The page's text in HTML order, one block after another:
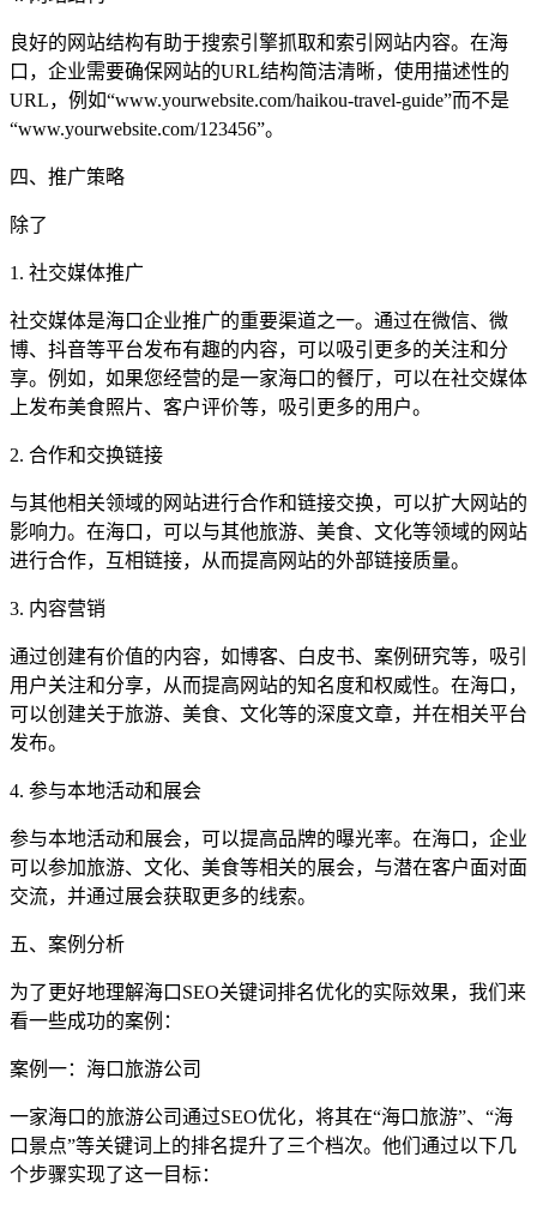
良好的网站结构有助于搜索引擎抓取和索引网站内容。在海
口，企业需要确保网站的URL结构简洁清晰，使用描述性的
URL，例如“www.yourwebsite.com/haikou-travel-guide”而不是
“www.yourwebsite.com/123456”。
四、推广策略
除了
1. 社交媒体推广
社交媒体是海口企业推广的重要渠道之一。通过在微信、微
博、抖音等平台发布有趣的内容，可以吸引更多的关注和分
享。例如，如果您经营的是一家海口的餐厅，可以在社交媒体
上发布美食照片、客户评价等，吸引更多的用户。
2. 合作和交换链接
与其他相关领域的网站进行合作和链接交换，可以扩大网站的
影响力。在海口，可以与其他旅游、美食、文化等领域的网站
进行合作，互相链接，从而提高网站的外部链接质量。
3. 内容营销
通过创建有价值的内容，如博客、白皮书、案例研究等，吸引
用户关注和分享，从而提高网站的知名度和权威性。在海口，
可以创建关于旅游、美食、文化等的深度文章，并在相关平台
发布。
4. 参与本地活动和展会
参与本地活动和展会，可以提高品牌的曝光率。在海口，企业
可以参加旅游、文化、美食等相关的展会，与潜在客户面对面
交流，并通过展会获取更多的线索。
五、案例分析
为了更好地理解海口SEO关键词排名优化的实际效果，我们来
看一些成功的案例：
案例一：海口旅游公司
一家海口的旅游公司通过SEO优化，将其在“海口旅游”、“海
口景点”等关键词上的排名提升了三个档次。他们通过以下几
个步骤实现了这一目标：